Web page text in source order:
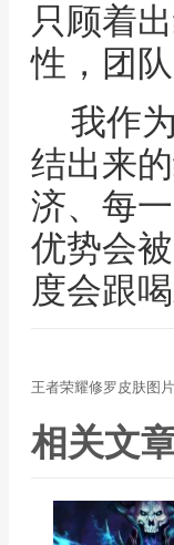
只顾着
性，团
我作
结出来
济、每
优势会
度会跟
王者荣耀修罗皮肤图
相关文